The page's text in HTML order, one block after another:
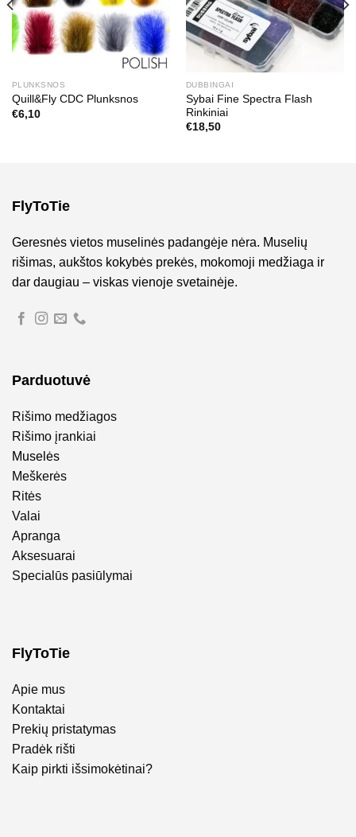
PLUNKSNOS
Quill&Fly CDC Plunksnos
€6,10
DUBBINGAI
Sybai Fine Spectra Flash
Rinkiniai
€18,50
FlyToTie
Geresnės vietos muselinės padangėje nėra. Muselių
rišimas, aukštos kokybės prekės, mokomoji medžiaga ir
dar daugiau – viskas vienoje svetainėje.
Parduotuvė
Rišimo medžiagos
Rišimo įrankiai
Muselės
Meškerės
Ritės
Valai
Apranga
Aksesuarai
Specialūs pasiūlymai
FlyToTie
Apie mus
Kontaktai
Prekių pristatymas
Pradėk rišti
Kaip pirkti išsimokėtinai?